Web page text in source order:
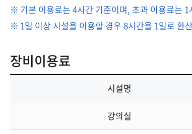
기본 이용료는 4시간 기준이며, 초과 이용료는
1일 이상 시설을 이용할 경우 8시간을 1일로 환
장비이용료
시설명
강의실